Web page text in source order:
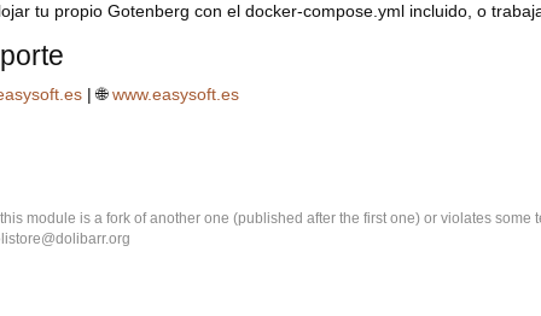
tu propio Gotenberg con el docker-compose.yml incluido, o
| 🌐www.easysoft.es
module is a fork of another one (published after the first one) or violates